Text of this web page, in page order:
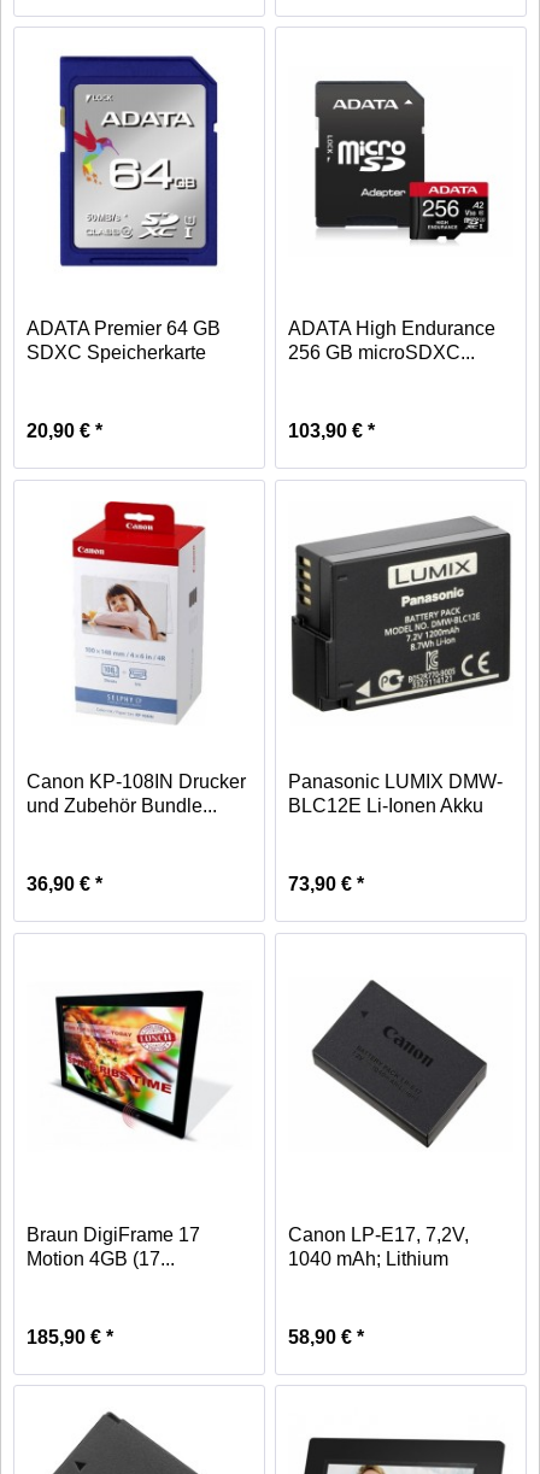
ADATA Premier 64 GB
SDXC Speicherkarte
20,90 € *
ADATA High Endurance
256 GB microSDXC...
103,90 € *
Canon KP-108IN Drucker
und Zubehör Bundle...
36,90 € *
Panasonic LUMIX DMW-
BLC12E Li-Ionen Akku
73,90 € *
Braun DigiFrame 17
Motion 4GB (17...
185,90 € *
Canon LP-E17, 7,2V,
1040 mAh; Lithium
58,90 € *